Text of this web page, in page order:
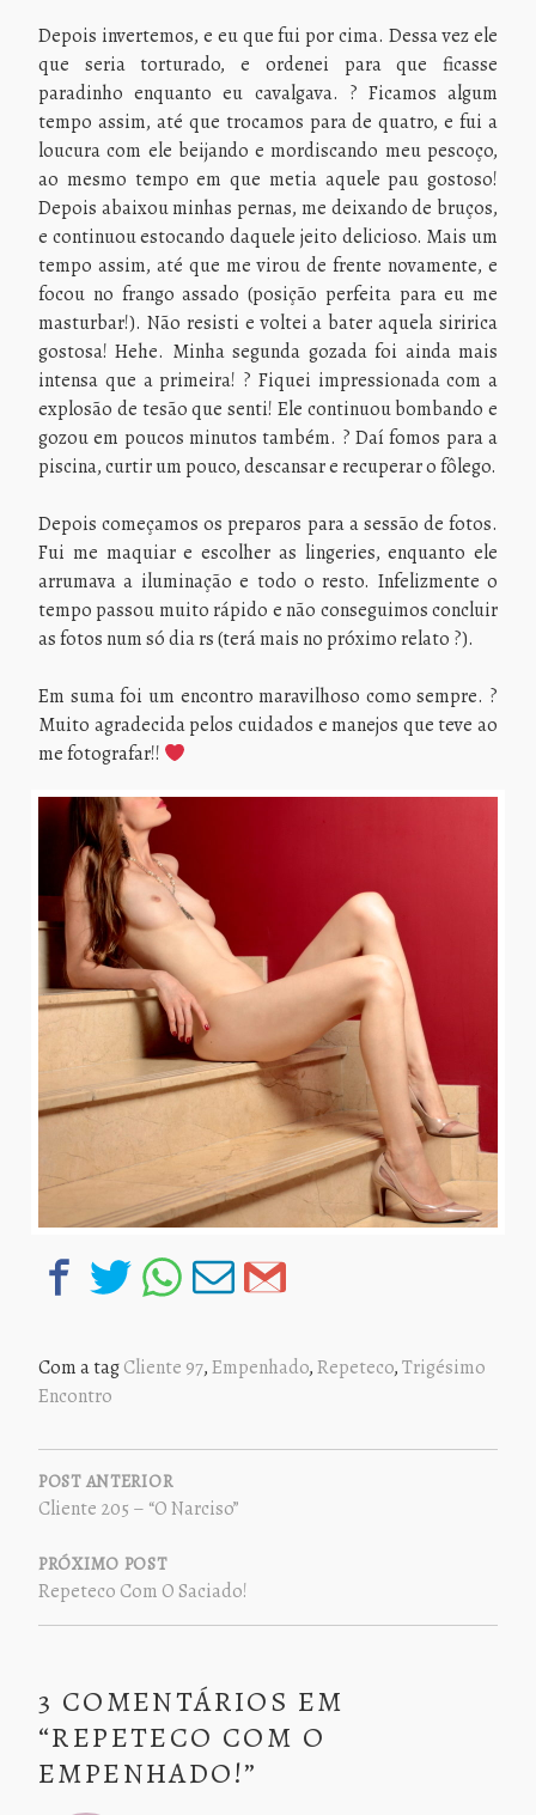
Depois invertemos, e eu que fui por cima. Dessa vez ele
que seria torturado, e ordenei para que ficasse
paradinho enquanto eu cavalgava. ? Ficamos algum
tempo assim, até que trocamos para de quatro, e fui a
loucura com ele beijando e mordiscando meu pescoço,
ao mesmo tempo em que metia aquele pau gostoso!
Depois abaixou minhas pernas, me deixando de bruços,
e continuou estocando daquele jeito delicioso. Mais um
tempo assim, até que me virou de frente novamente, e
focou no frango assado (posição perfeita para eu me
masturbar!). Não resisti e voltei a bater aquela siririca
gostosa! Hehe. Minha segunda gozada foi ainda mais
intensa que a primeira! ? Fiquei impressionada com a
explosão de tesão que senti! Ele continuou bombando e
gozou em poucos minutos também. ? Daí fomos para a
piscina, curtir um pouco, descansar e recuperar o fôlego.
Depois começamos os preparos para a sessão de fotos.
Fui me maquiar e escolher as lingeries, enquanto ele
arrumava a iluminação e todo o resto. Infelizmente o
tempo passou muito rápido e não conseguimos concluir
as fotos num só dia rs (terá mais no próximo relato ?).
Em suma foi um encontro maravilhoso como sempre. ?
Muito agradecida pelos cuidados e manejos que teve ao
me fotografar!!
Com a tagCliente 97,Empenhado,Repeteco,Trigésimo
Encontro
NAVEGAÇÃO
DE
POST
POST ANTERIOR
Cliente 205 – “O Narciso”
PRÓXIMO POST
Repeteco Com O Saciado!
3 COMENTÁRIOS EM
“REPETECO COM O
EMPENHADO!”